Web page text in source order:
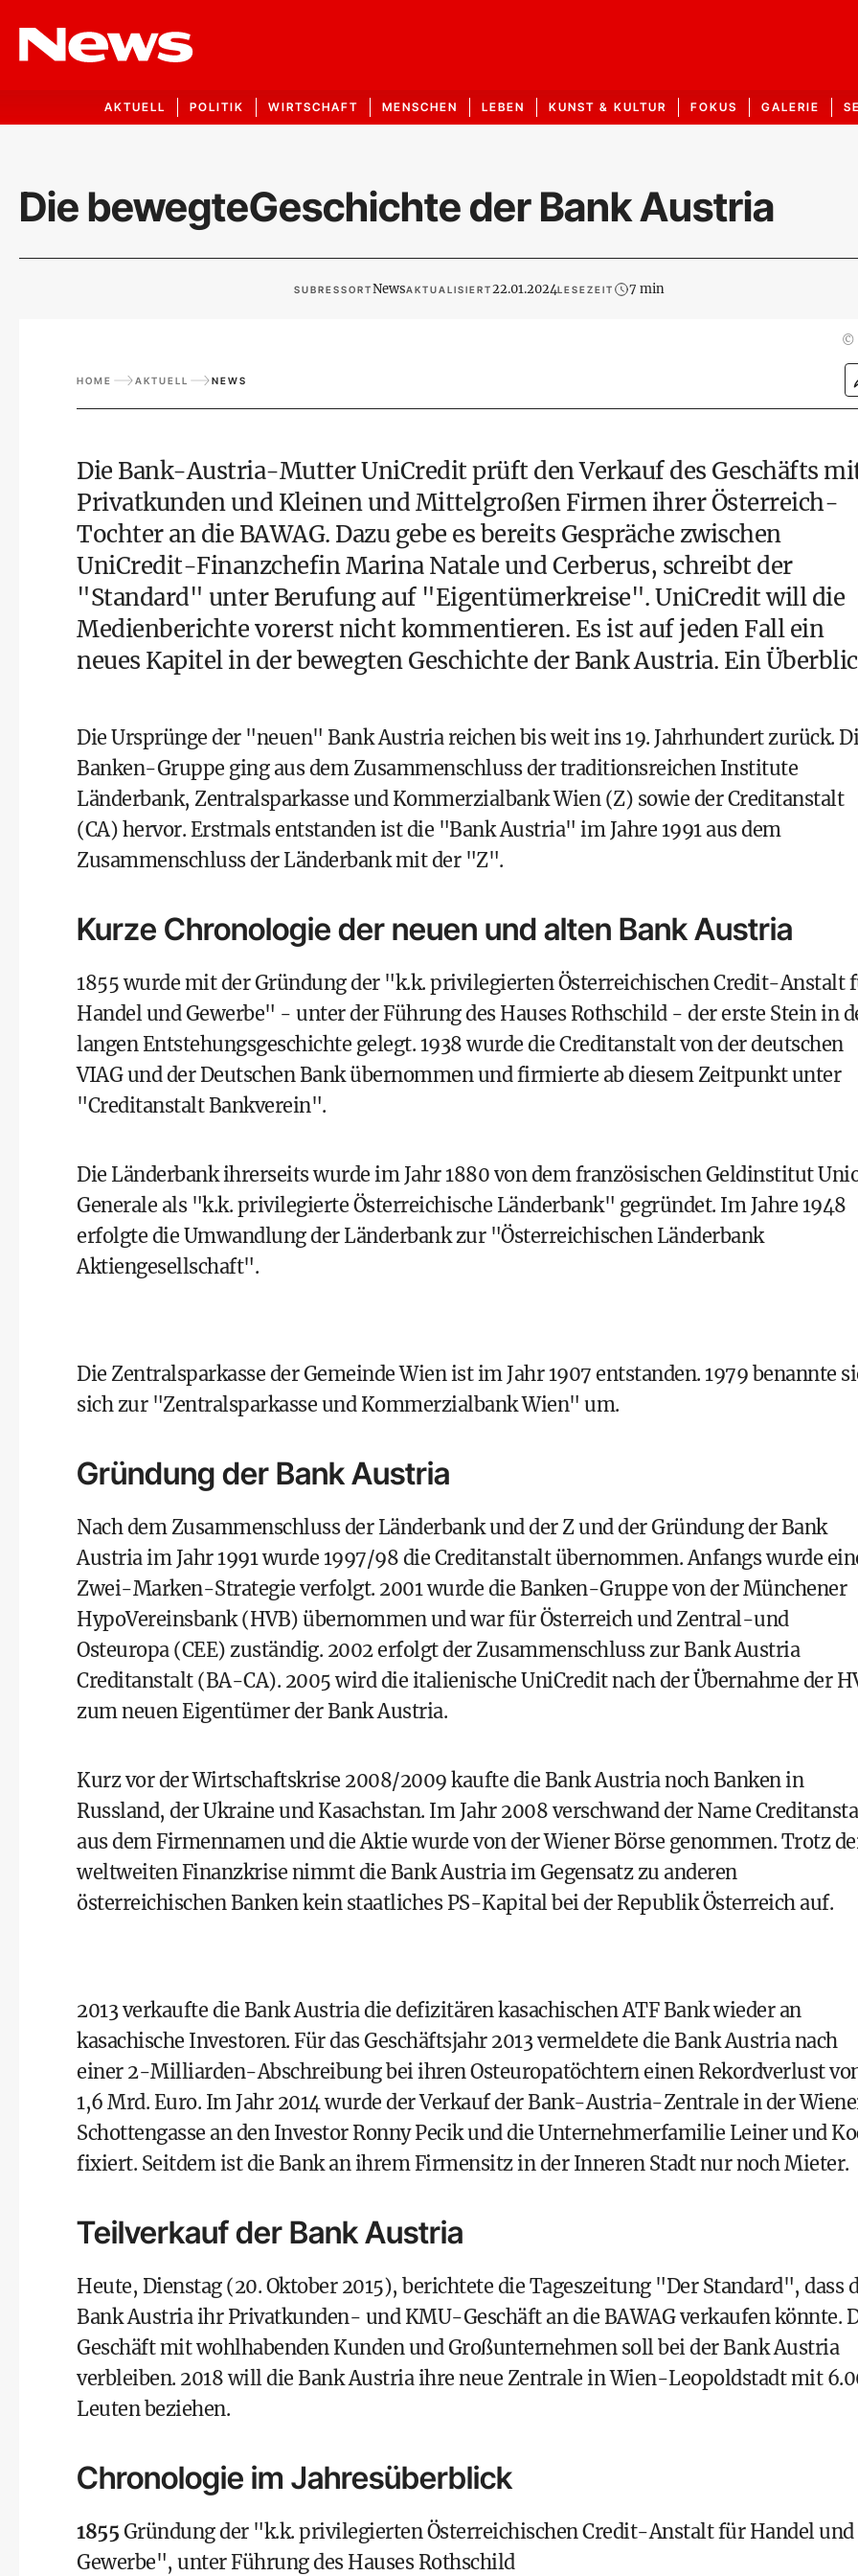
AKTUELL POLITIK WIRTSCHAFT MENSCHEN LEBEN KUNST & KULTUR FOKUS GALERIE
Die bewegteGeschichte der Bank Austria
SUBRESSORTNewsAKTUALISIERT22.01.2024LESEZEIT 7 min
©
HOME AKTUELL NEWS
Die Bank-Austria-Mutter UniCredit prüft den Verkauf des Geschäfts
Privatkunden und Kleinen und Mittelgroßen Firmen ihrer Österreich-
Tochter an die BAWAG. Dazu gebe es bereits Gespräche zwischen
UniCredit-Finanzchefin Marina Natale und Cerberus, schreibt der
"Standard" unter Berufung auf "Eigentümerkreise". UniCredit will die
Medienberichte vorerst nicht kommentieren. Es ist auf jeden Fall ein
neues Kapitel in der bewegten Geschichte der Bank Austria. Ein
Die Ursprünge der "neuen" Bank Austria reichen bis weit ins 19. Jahrhundert zurück.
Banken-Gruppe ging aus dem Zusammenschluss der traditionsreichen Institute
Länderbank, Zentralsparkasse und Kommerzialbank Wien (Z) sowie der Creditanstalt
(CA) hervor. Erstmals entstanden ist die "Bank Austria" im Jahre 1991 aus dem
Zusammenschluss der Länderbank mit der "Z".
Kurze Chronologie der neuen und alten Bank Austria
1855 wurde mit der Gründung der "k.k. privilegierten Österreichischen Credit-Anstalt
Handel und Gewerbe" - unter der Führung des Hauses Rothschild - der erste Stein in
langen Entstehungsgeschichte gelegt. 1938 wurde die Creditanstalt von der deutschen
VIAG und der Deutschen Bank übernommen und firmierte ab diesem Zeitpunkt unter
"Creditanstalt Bankverein".
Die Länderbank ihrerseits wurde im Jahr 1880 von dem französischen Geldinstitut
Generale als "k.k. privilegierte Österreichische Länderbank" gegründet. Im Jahre 1948
erfolgte die Umwandlung der Länderbank zur "Österreichischen Länderbank
Aktiengesellschaft".
Die Zentralsparkasse der Gemeinde Wien ist im Jahr 1907 entstanden. 1979 benannte
sich zur "Zentralsparkasse und Kommerzialbank Wien" um.
Gründung der Bank Austria
Nach dem Zusammenschluss der Länderbank und der Z und der Gründung der Bank
Austria im Jahr 1991 wurde 1997/98 die Creditanstalt übernommen. Anfangs wurde
Zwei-Marken-Strategie verfolgt. 2001 wurde die Banken-Gruppe von der Münchener
HypoVereinsbank (HVB) übernommen und war für Österreich und Zentral-und
Osteuropa (CEE) zuständig. 2002 erfolgt der Zusammenschluss zur Bank Austria
Creditanstalt (BA-CA). 2005 wird die italienische UniCredit nach der Übernahme der
zum neuen Eigentümer der Bank Austria.
Kurz vor der Wirtschaftskrise 2008/2009 kaufte die Bank Austria noch Banken in
Russland, der Ukraine und Kasachstan. Im Jahr 2008 verschwand der Name
aus dem Firmennamen und die Aktie wurde von der Wiener Börse genommen. Trotz
weltweiten Finanzkrise nimmt die Bank Austria im Gegensatz zu anderen
österreichischen Banken kein staatliches PS-Kapital bei der Republik Österreich auf.
2013 verkaufte die Bank Austria die defizitären kasachischen ATF Bank wieder an
kasachische Investoren. Für das Geschäftsjahr 2013 vermeldete die Bank Austria nach
einer 2-Milliarden-Abschreibung bei ihren Osteuropatöchtern einen Rekordverlust
1,6 Mrd. Euro. Im Jahr 2014 wurde der Verkauf der Bank-Austria-Zentrale in der
Schottengasse an den Investor Ronny Pecik und die Unternehmerfamilie Leiner und
fixiert. Seitdem ist die Bank an ihrem Firmensitz in der Inneren Stadt nur noch Mieter.
Teilverkauf der Bank Austria
Heute, Dienstag (20. Oktober 2015), berichtete die Tageszeitung "Der Standard", dass
Bank Austria ihr Privatkunden- und KMU-Geschäft an die BAWAG verkaufen könnte.
Geschäft mit wohlhabenden Kunden und Großunternehmen soll bei der Bank Austria
verbleiben. 2018 will die Bank Austria ihre neue Zentrale in Wien-Leopoldstadt mit
Leuten beziehen.
Chronologie im Jahresüberblick
1855 Gründung der "k.k. privilegierten Österreichischen Credit-Anstalt für Handel und
Gewerbe", unter Führung des Hauses Rothschild